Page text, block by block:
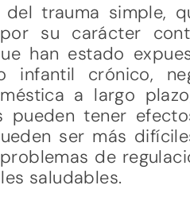
del trauma simple,
su carácter
han estado
infantil crónico,
a largo
pueden tener
ser más
de
saludables.